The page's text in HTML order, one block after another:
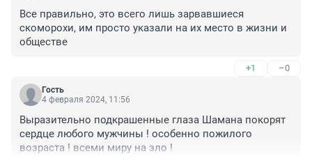
У нас никогда не было звезд мировой величины,
если не считать оперных и балетных.
Ну и так далее. Всё они понимают. У многих жизнь
Времена такие нам организовали. Ну мы и сами
виноваты - прошляпили.
Все правильно, это всего лишь зарвавшиеся
скоморохи, им просто указали на их место в жизни и
обществе
+1 –0
Гость
4 февраля 2024, 11:56
Выразительно подкрашенные глаза Шамана покорят
сердце любого мужчины ! особенно пожилого
возраста ! всеми миру на зло !